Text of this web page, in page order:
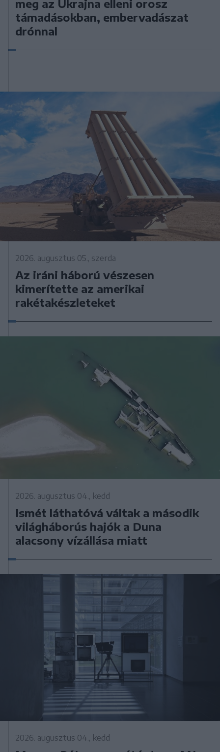
meg az Ukrajna elleni orosz
támadásokban, embervadászat
drónnal
2026. augusztus 05., szerda
Az iráni háború vészesen
kimerítette az amerikai
rakétakészleteket
2026. augusztus 04., kedd
Ismét láthatóvá váltak a második
világháborús hajók a Duna
alacsony vízállása miatt
2026. augusztus 04., kedd